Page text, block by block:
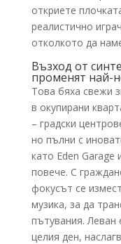
откриете
реалистично
отколкото да
Възход от
променят най-
Това бяха свежи
в окупирани
– градски
но пълни с
като Eden
повече. С
фокусът се
музика, за да
пътувания. Леван
целия ден,